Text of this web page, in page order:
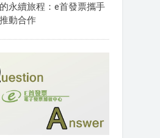
永續旅程：e首發票攜手
動合作